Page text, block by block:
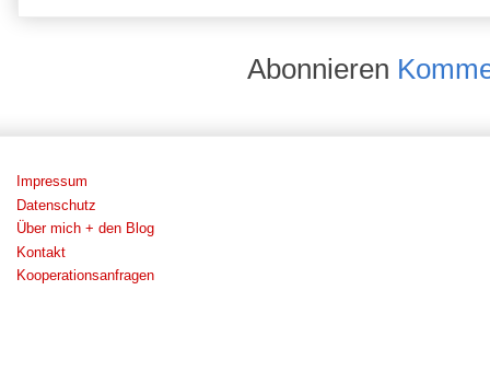
Abonnieren
Impressum
Datenschutz
Über mich + den Blog
Kontakt
Kooperationsanfragen